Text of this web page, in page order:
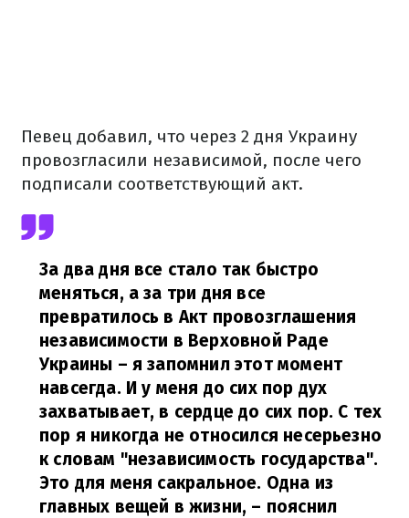
Певец добавил, что через 2 дня Украину
провозгласили независимой, после чего
подписали соответствующий акт.
За два дня все стало так быстро
меняться, а за три дня все
превратилось в Акт провозглашения
независимости в Верховной Раде
Украины – я запомнил этот момент
навсегда. И у меня до сих пор дух
захватывает, в сердце до сих пор. С тех
пор я никогда не относился несерьезно
к словам "независимость государства".
Это для меня сакральное. Одна из
главных вещей в жизни, – пояснил